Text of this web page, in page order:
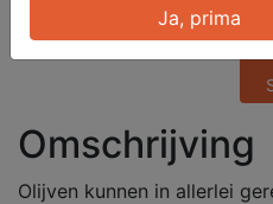
Omschrijving
Olijven kunnen in allerlei
Ja, prima